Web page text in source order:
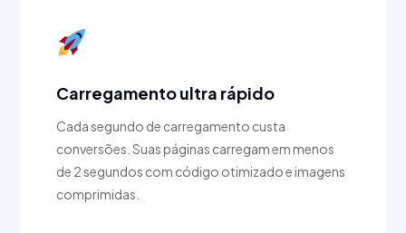
Carregamento ultra rápido
Cada segundo de carregamento custa
conversões. Suas páginas carregam em menos
de 2 segundos com código otimizado e imagens
comprimidas.